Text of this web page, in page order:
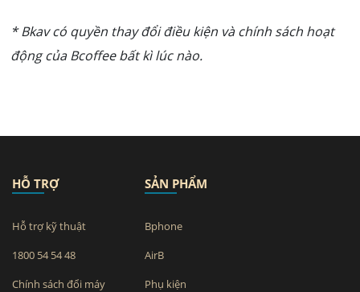
* Bkav có quyền thay đổi điều kiện và chính sách hoạt
động của Bcoffee bất kì lúc nào.
HỖ TRỢ
Hỗ trợ kỹ thuật
1800 54 54 48
Chính sách đổi máy
SẢN PHẨM
Bphone
AirB
Phụ kiện